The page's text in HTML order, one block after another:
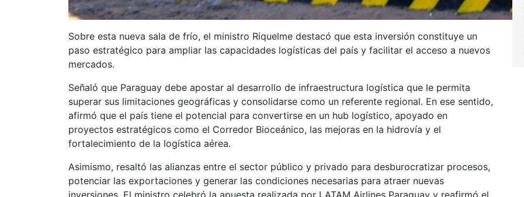
Sobre esta nueva sala de frío, el ministro Riquelme destacó que esta inversión constituye un
paso estratégico para ampliar las capacidades logísticas del país y facilitar el acceso a nuevos
mercados.
Señaló que Paraguay debe apostar al desarrollo de infraestructura logística que le permita
superar sus limitaciones geográficas y consolidarse como un referente regional. En ese sentido,
afirmó que el país tiene el potencial para convertirse en un hub logístico, apoyado en
proyectos estratégicos como el Corredor Bioceánico, las mejoras en la hidrovía y el
fortalecimiento de la logística aérea.
Asimismo, resaltó las alianzas entre el sector público y privado para desburocratizar procesos,
potenciar las exportaciones y generar las condiciones necesarias para atraer nuevas